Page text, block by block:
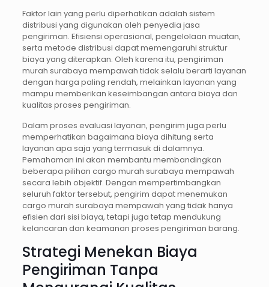
Faktor lain yang perlu diperhatikan adalah sistem
distribusi yang digunakan oleh penyedia jasa
pengiriman. Efisiensi operasional, pengelolaan muatan,
serta metode distribusi dapat memengaruhi struktur
biaya yang diterapkan. Oleh karena itu, pengiriman
murah surabaya mempawah tidak selalu berarti layanan
dengan harga paling rendah, melainkan layanan yang
mampu memberikan keseimbangan antara biaya dan
kualitas proses pengiriman.
Dalam proses evaluasi layanan, pengirim juga perlu
memperhatikan bagaimana biaya dihitung serta
layanan apa saja yang termasuk di dalamnya.
Pemahaman ini akan membantu membandingkan
beberapa pilihan cargo murah surabaya mempawah
secara lebih objektif. Dengan mempertimbangkan
seluruh faktor tersebut, pengirim dapat menemukan
cargo murah surabaya mempawah yang tidak hanya
efisien dari sisi biaya, tetapi juga tetap mendukung
kelancaran dan keamanan proses pengiriman barang.
Strategi Menekan Biaya
Pengiriman Tanpa